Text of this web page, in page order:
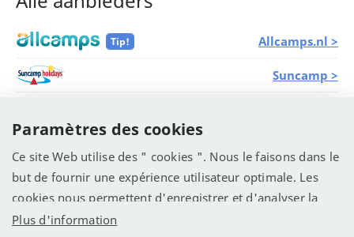
Tip! Allcamps.nl >
Suncamp >
ANWB Camping >
Paramètres des cookies
Ce site Web utilise des " cookies ". Nous le faisons dans le
but de fournir une expérience utilisateur optimale. Les
cookies nous permettent d'enregistrer et d'analyser la
manière dont le site Web est utilisé (voir la déclaration de
Plus d'information